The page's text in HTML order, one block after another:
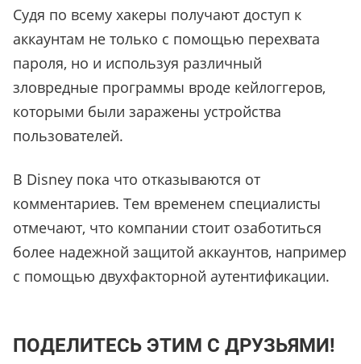
Судя по всему хакеры получают доступ к
аккаунтам не только с помощью перехвата
пароля, но и используя различный
зловредные программы вроде кейлоггеров,
которыми были заражены устройства
пользователей.
В Disney пока что отказываются от
комментариев. Тем временем специалисты
отмечают, что компании стоит озаботиться
более надежной защитой аккаунтов, например
с помощью двухфакторной аутентификации.
ПОДЕЛИТЕСЬ ЭТИМ С ДРУЗЬЯМИ!